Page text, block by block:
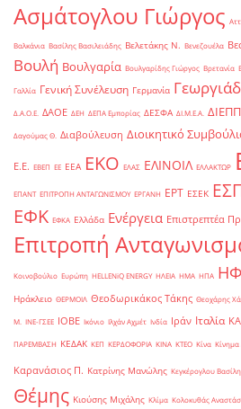
Ασμάτογλου Γιώργος
Βαλκάνια Βασίλης Βασιλειάδης Βελετάκης Ν. Βενεζουέλα
Βουλή Βουλγαρία Βουλγαρίδης Γιώργος Βρετανία
Γαλλία Γενική Συνέλευση Γερμανία
Δ.Α.Ο.Ε. ΔΑΟΕ ΔΕΗ ΔΕΠΑ Εμπορίας ΔΕΣΦΑ ΔΙ.Μ.Ε.Α.
Δαγούμας Θ. Διαβούλευση Διοικητικό
Ε.Ε. ΕΒΕΠ ΕΕ ΕΕΑ ΕΚΟ ΕΛΑΣ ΕΛΙΝΟΙΛ ΕΛΛΑΚΤΩΡ
ΕΠΑΝΤ ΕΠΙΤΡΟΠΗ ΑΝΤΑΓΩΝΙΣΜΟΥ ΕΡΓΑΝΗ ΕΡΤ ΕΣΕΚ
ΕΦΚ ΕΦΚΑ Ελλάδα Ενέργεια Επιστρεπτέα
Επιτροπή
Κοινοβούλιο Ευρώπη ΗELLENiQ ENERGY ΗΛΕΙΑ ΗΜΑ ΗΠΑ
Ηράκλειο ΘΕΡΜΟΙΛ Θεοδωρικάκος Τάκης Θεοχάρης
Μ. ΙΝΕ-ΓΣΕΕ ΙΟΒΕ Ικόνιο Ιλχάν Αχμέτ Ινδία Ιράν Ιταλία
ΠΑΡΕΜΒΑΣΗ ΚΕΔΑΚ ΚΕΠ ΚΕΡΔΟΦΟΡΙΑ ΚΙΝΑ ΚΤΕΟ Κίνα Κίνημα
Καρανάσιος Π. Κατρίνης Μανώλης Κεγκέρογλου
Θέμης Κιούσης Μιχάλης Κλίμα Κολοκυθάς